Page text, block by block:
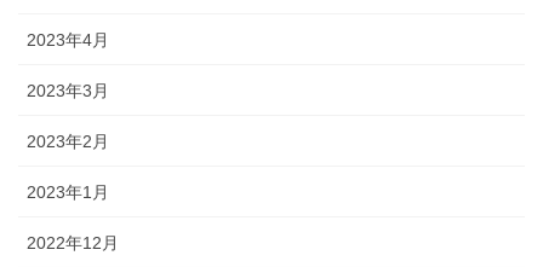
2023年4月
2023年3月
2023年2月
2023年1月
2022年12月